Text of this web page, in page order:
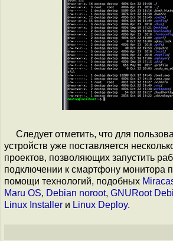
Следует отметить, что для
устройств уже поставляется
проектов, позволяющих запустить
подключении к смартфону монитора
помощи технологий, подобных
Maru OS, Debian noroot, GNURoot
Linux Installer и Linux Deploy.